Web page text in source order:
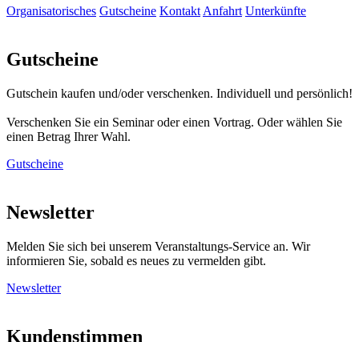
Organisatorisches Gutscheine KontaktAnfahrt Unterkünfte
Gutscheine
Gutschein kaufen und/oder verschenken. Individuell und persönlich!
Verschenken Sie ein Seminar oder einen Vortrag. Oder wählen Sie
einen Betrag Ihrer Wahl.
Gutscheine
Newsletter
Melden Sie sich bei unserem Veranstaltungs-Service an. Wir
informieren Sie, sobald es neues zu vermelden gibt.
Newsletter
Kundenstimmen